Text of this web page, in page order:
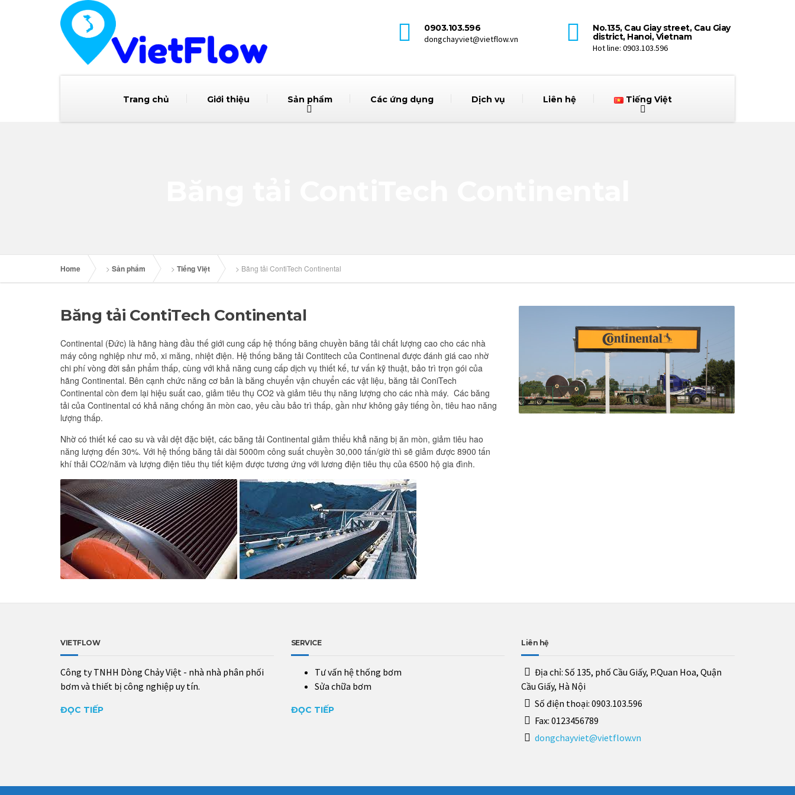
0903.103.596
dongchayviet@vietflow.vn
No.135, Cau Giay street, Cau Giay
district, Hanoi, Vietnam
Hot line: 0903.103.596
Trang chủ Giới thiệu Sản phẩm Các ứng dụng Dịch vụ Liên hệ Tiếng Việt
Home > Sản phẩm > Tiếng Việt > Băng tải ContiTech Continental
Băng tải ContiTech Continental
Continental (Đức) là hãng hàng đầu thế giới cung cấp hệ thống băng chuyền băng tải chất lượng cao cho các nhà
máy công nghiệp như mỏ, xi măng, nhiệt điện. Hệ thống băng tải Contitech của Continenal được đánh giá cao nhờ
chi phí vòng đời sản phẩm thấp, cùng với khả năng cung cấp dịch vụ thiết kế, tư vấn kỹ thuật, bảo trì trọn gói của
hãng Continental. Bên cạnh chức năng cơ bản là băng chuyển vận chuyển các vật liệu, băng tải ConiTech
Continental còn đem lại hiệu suất cao, giảm tiêu thụ CO2 và giảm tiêu thụ năng lượng cho các nhà máy. Các băng
tải của Continental có khả năng chống ăn mòn cao, yêu cầu bảo trì thấp, gần như không gây tiếng ồn, tiêu hao năng
lượng thấp.
Nhờ có thiết kế cao su và vải dệt đặc biệt, các băng tải Continental giảm thiểu khẳ năng bị ăn mòn, giảm tiêu hao
năng lượng đến 30%. Với hệ thống băng tải dài 5000m công suất chuyền 30,000 tấn/giờ thì sẽ giảm được 8900 tấn
khí thải CO2/năm và lượng điện tiêu thụ tiết kiệm được tương ứng với lương điện tiêu thụ của 6500 hộ gia đình.
VIETFLOW
Công ty TNHH Dòng Chảy Việt - nhà nhà phân phối
bơm và thiết bị công nghiệp uy tín.
ĐỌC TIẾP
SERVICE
Tư vấn hệ thống bơm
Sửa chữa bơm
ĐỌC TIẾP
Liên hệ
Địa chỉ: Số 135, phố Cầu Giấy, P.Quan Hoa, Quận
Cầu Giấy, Hà Nội
Số điện thoại: 0903.103.596
Fax: 0123456789
dongchayviet@vietflow.vn